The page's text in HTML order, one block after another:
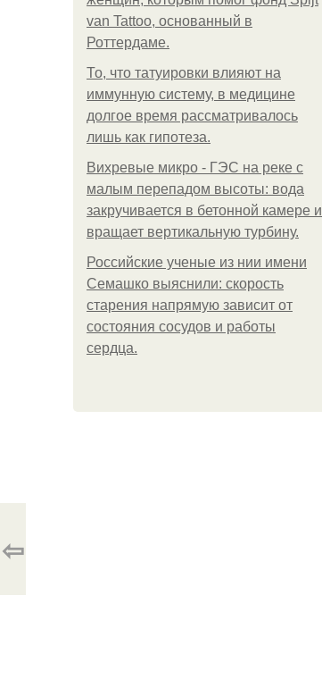
van Tattoo, основанный в
Роттердаме.
То, что татуировки влияют на
иммунную систему, в медицине
долгое время рассматривалось
лишь как гипотеза.
Вихревые микро - ГЭС на реке с
малым перепадом высоты: вода
закручивается в бетонной камере и
вращает вертикальную турбину.
Российские ученые из нии имени
Семашко выяснили: скорость
старения напрямую зависит от
состояния сосудов и работы
сердца.
⇦